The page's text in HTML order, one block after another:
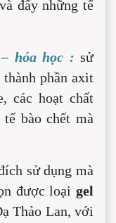
đẩy những tế
hóa học : sử
phần axit
các hoạt chất
bào chết mà
sử dụng mà
được loại gel
Thảo Lan, với